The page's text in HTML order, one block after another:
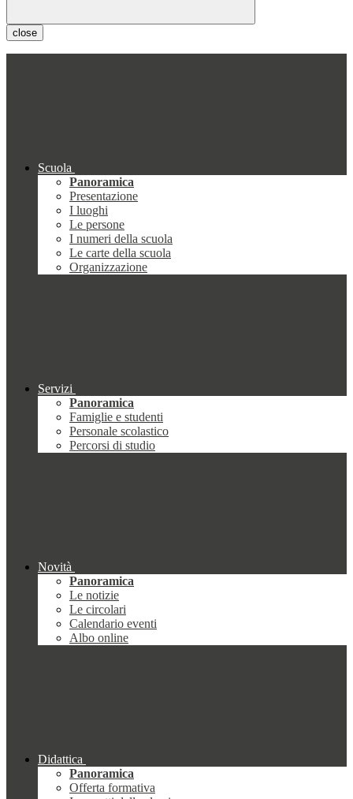
close
Scuola
Panoramica
Presentazione
I luoghi
Le persone
I numeri della scuola
Le carte della scuola
Organizzazione
Servizi
Panoramica
Famiglie e studenti
Personale scolastico
Percorsi di studio
Novità
Panoramica
Le notizie
Le circolari
Calendario eventi
Albo online
Didattica
Panoramica
Offerta formativa